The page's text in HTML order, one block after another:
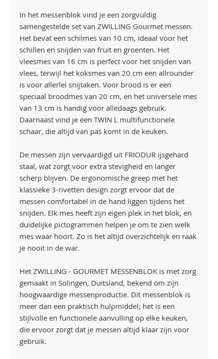
In het messenblok vind je een zorgvuldig
samengestelde set van ZWILLING Gourmet messen.
Het bevat een schilmes van 10 cm, ideaal voor het
schillen en snijden van fruit en groenten. Het
vleesmes van 16 cm is perfect voor het snijden van
vlees, terwijl het koksmes van 20 cm een allrounder
is voor allerlei snijtaken. Voor brood is er een
speciaal broodmes van 20 cm, en het universele mes
van 13 cm is handig voor alledaags gebruik.
Daarnaast vind je een TWIN L multifunctionele
schaar, die altijd van pas komt in de keuken.
De messen zijn vervaardigd uit FRIODUR ijsgehard
staal, wat zorgt voor extra stevigheid en langer
scherp blijven. De ergonomische greep met het
klassieke 3-rivetten design zorgt ervoor dat de
messen comfortabel in de hand liggen tijdens het
snijden. Elk mes heeft zijn eigen plek in het blok, en
duidelijke pictogrammen helpen je om te zien welk
mes waar hoort. Zo is het altijd overzichtelijk en raak
je nooit in de war.
Het ZWILLING - GOURMET MESSENBLOK is met zorg
gemaakt in Solingen, Duitsland, bekend om zijn
hoogwaardige messenproductie. Dit messenblok is
meer dan een praktisch hulpmiddel; het is een
stijlvolle en functionele aanvulling op elke keuken,
die ervoor zorgt dat je messen altijd klaar zijn voor
gebruik.